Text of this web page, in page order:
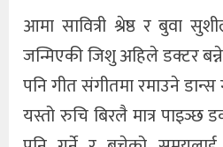
आमा सावित्री श्रेष्ठ र बुवा
जन्मिएकी जिशु अहिले डक्टर
पनि गीत संगीतमा रमाउने
यस्तो रुचि बिरलै मात्र पाइञ्छ